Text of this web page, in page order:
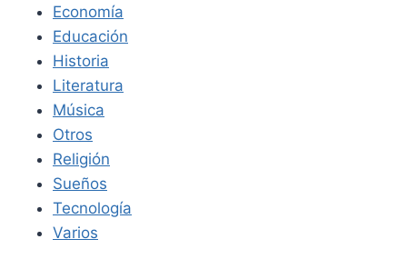
Economía
Educación
Historia
Literatura
Música
Otros
Religión
Sueños
Tecnología
Varios